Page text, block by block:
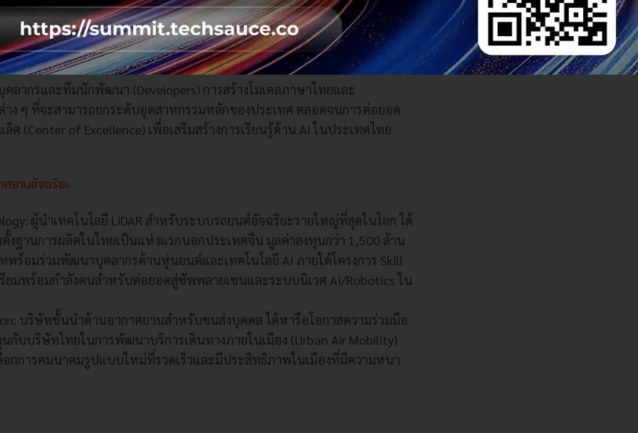
ผู้นำด้านการพัฒนาและให้บริการซอฟต์แวร์และเทคโนโลยี AI ได้หารือ
AI มาเพิ่มประสิทธิภาพในภาคการเกษตร อุตสาหกรรมการผลิต และการท่อง
รใช้ AI ยกระดับประสิทธิภาพการให้บริการภาครัฐ (GovTech)
ทคโนโลยีชิปและแพลตฟอร์ม AI ได้หารือแนวทางยกระดับระบบนิเวศ AI ของไทย
ลากรและทีมนักพัฒนา (Developers) การสร้างโมเดลภาษาไทยและ
ง ๆ ที่จะสามารถยกระดับอุตสาหกรรมหลักของประเทศ ตลอดจนการต่อยอด
ศ (Center of Excellence) เพื่อเสริมสร้างการเรียนรู้ด้าน AI ในประเทศไทย
ศยานอัจฉริยะ
ผู้นำเทคโนโลยี LiDAR สำหรับระบบรถยนต์อัจฉริยะรายใหญ่ที่สุดในโลก ได้
งฐานการผลิตในไทยเป็นแห่งแรกนอกประเทศจีน มูลค่าลงทุนกว่า 1,500 ล้าน
พร้อมร่วมพัฒนาบุคลากรด้านหุ่นยนต์และเทคโนโลยี AI ภายใต้โครงการ Skill
รียมพร้อมกำลังคนสำหรับต่อยอดสู่ซัพพลายเชนและระบบนิเวศ AI/Robotics ใน
บริษัทชั้นนำด้านอากาศยานสำหรับขนส่งบุคคล ได้หารือโอกาสความร่วมมือ
กับบริษัทไทยในการพัฒนาบริการเดินทางภายในเมือง (Urban Air Mobility)
อกการคมนาคมรูปแบบใหม่ที่รวดเร็วและมีประสิทธิภาพในเมืองที่มีความหนา